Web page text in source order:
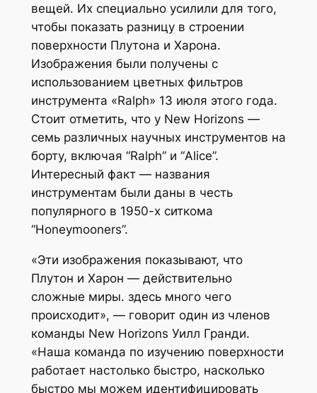
вещей. Их специально усилили для того,
чтобы показать разницу в строении
поверхности Плутона и Харона.
Изображения были получены с
использованием цветных фильтров
инструмента «Ralph» 13 июля этого года.
Стоит отметить, что у New Horizons —
семь различных научных инструментов на
борту, включая “Ralph” и “Alice”.
Интересный факт — названия
инструментам были даны в честь
популярного в 1950-х ситкома
“Honeymooners”.
«Эти изображения показывают, что
Плутон и Харон — действительно
сложные миры. здесь много чего
происходит», — говорит один из членов
команды New Horizons Уилл Гранди.
«Наша команда по изучению поверхности
работает настолько быстро, насколько
быстро мы можем идентифицировать